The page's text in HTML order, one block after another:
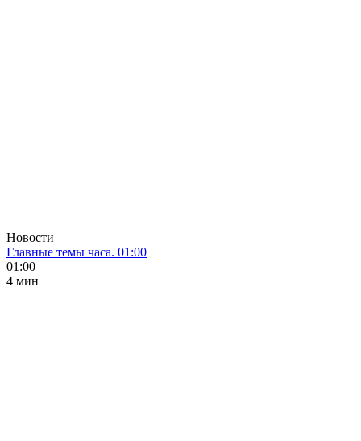
Новости
Главные темы часа. 01:00
01:00
4 мин